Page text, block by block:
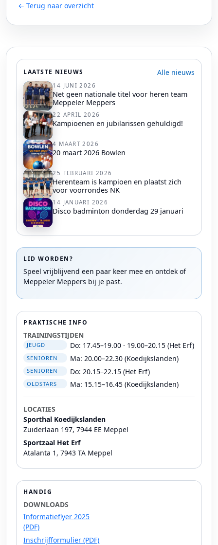
← Terug naar overzicht
LAATSTE NIEUWS Alle nieuws
14 JUNI 2026
Net geen nationale titel voor heren team
Meppeler Meppers
22 APRIL 2026
Kampioenen en jubilarissen gehuldigd!
4 MAART 2026
20 maart 2026 Bowlen
25 FEBRUARI 2026
Herenteam is kampioen en plaatst zich
voor voorrondes NK
14 JANUARI 2026
Disco badminton donderdag 29 januari
LID WORDEN?
Speel vrijblijvend een paar keer mee en ontdek of
Meppeler Meppers bij je past.
PRAKTISCHE INFO
TRAININGSTIJDEN
JEUGD Do: 17.45–19.00 · 19.00–20.15 (Het Erf)
SENIOREN Ma: 20.00–22.30 (Koedijkslanden)
SENIOREN Do: 20.15–22.15 (Het Erf)
OLDSTARS Ma: 15.15–16.45 (Koedijkslanden)
LOCATIES
Sporthal Koedijkslanden
Zuiderlaan 197, 7944 EE Meppel
Sportzaal Het Erf
Atalanta 1, 7943 TA Meppel
HANDIG
DOWNLOADS
Informatieflyer 2025
(PDF)
Inschrijfformulier (PDF)